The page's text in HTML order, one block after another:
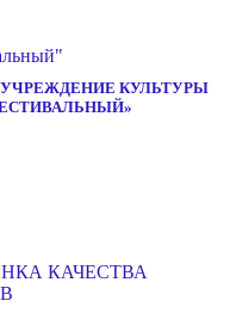
КУЛЬТУРЫ
КАЧЕСТВА